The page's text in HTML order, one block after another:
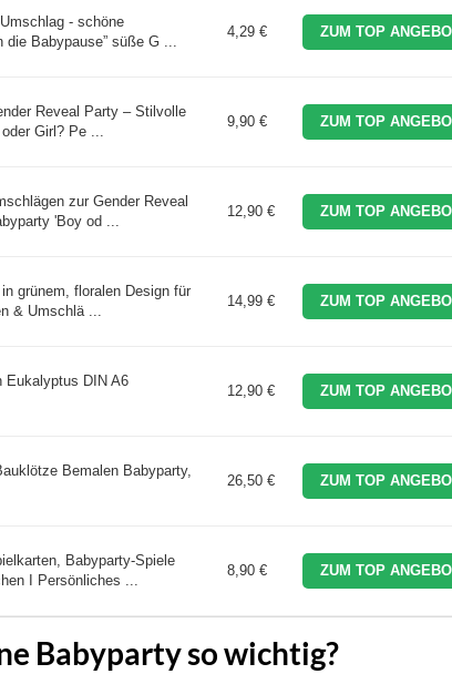
- schöne
die Babypause” süße G ...
4,29 € ZUM TOP
Reveal Party – Stilvolle
Girl? Pe ...
9,90 € ZUM TOP
zur Gender Reveal
'Boy od ...
12,90 € ZUM TOP
grünem, floralen Design für
& Umschlä ...
14,99 € ZUM TOP
Eukalyptus DIN A6
12,90 € ZUM TOP
Bemalen Babyparty,
26,50 € ZUM TOP
Babyparty-Spiele
I Persönliches ...
8,90 € ZUM TOP
Babyparty so wichtig?